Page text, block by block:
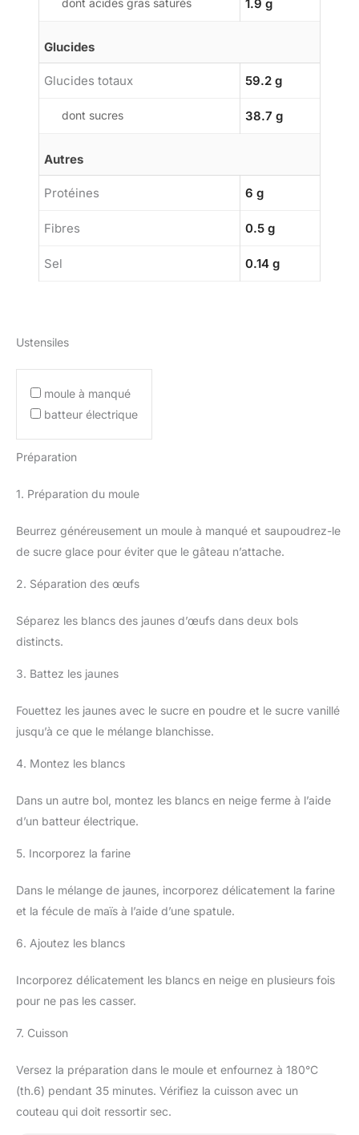
dont acides gras saturés 1.9 g
Glucides
Glucides totaux 59.2 g
dont sucres 38.7 g
Autres
Protéines 6 g
Fibres 0.5 g
Sel 0.14 g
Ustensiles
moule à manqué
batteur électrique
Préparation
1. Préparation du moule
Beurrez généreusement un moule à manqué et saupoudrez-le
de sucre glace pour éviter que le gâteau n’attache.
2. Séparation des œufs
Séparez les blancs des jaunes d’œufs dans deux bols
distincts.
3. Battez les jaunes
Fouettez les jaunes avec le sucre en poudre et le sucre vanillé
jusqu’à ce que le mélange blanchisse.
4. Montez les blancs
Dans un autre bol, montez les blancs en neige ferme à l’aide
d’un batteur électrique.
5. Incorporez la farine
Dans le mélange de jaunes, incorporez délicatement la farine
et la fécule de maïs à l’aide d’une spatule.
6. Ajoutez les blancs
Incorporez délicatement les blancs en neige en plusieurs fois
pour ne pas les casser.
7. Cuisson
Versez la préparation dans le moule et enfournez à 180°C
(th.6) pendant 35 minutes. Vérifiez la cuisson avec un
couteau qui doit ressortir sec.